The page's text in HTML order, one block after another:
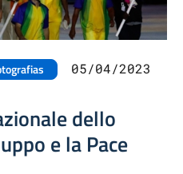
05/04/2023
dello
e la Pace